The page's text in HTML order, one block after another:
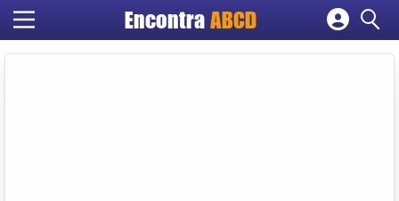
EncontraABCD
Cadastrar empresa